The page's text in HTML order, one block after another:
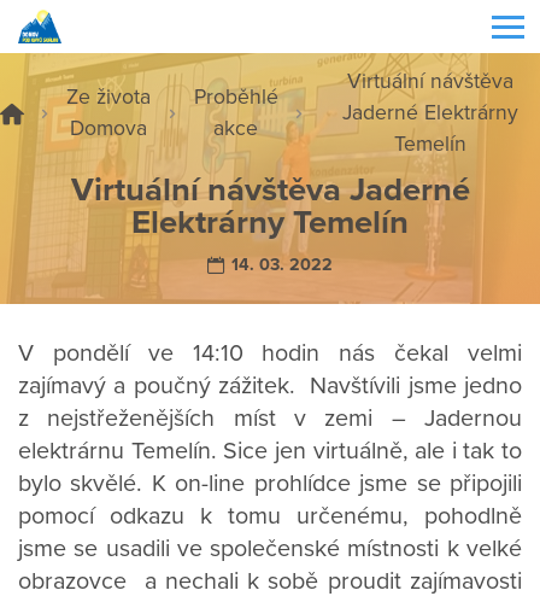
Ze života
Domova
Proběhlé
akce
Virtuální návštěva
Jaderné Elektrárny
Temelín
Virtuální návštěva Jaderné
Elektrárny Temelín
14. 03. 2022
V pondělí ve 14:10 hodin nás čekal velmi
zajímavý a poučný zážitek. Navštívili jsme jedno
z nejstřeženějších míst v zemi – Jadernou
elektrárnu Temelín. Sice jen virtuálně, ale i tak to
bylo skvělé. K on-line prohlídce jsme se připojili
pomocí odkazu k tomu určenému, pohodlně
jsme se usadili ve společenské místnosti k velké
obrazovce a nechali k sobě proudit zajímavosti